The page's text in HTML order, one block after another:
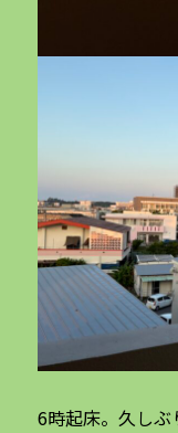
6時起床。久し